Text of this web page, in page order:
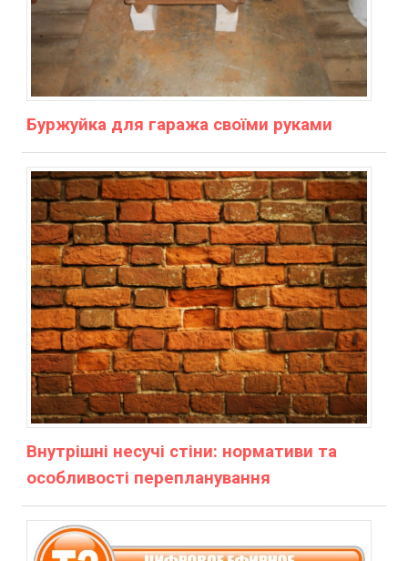
Буржуйка для гаража своїми руками
Внутрішні несучі стіни: нормативи та
особливості перепланування